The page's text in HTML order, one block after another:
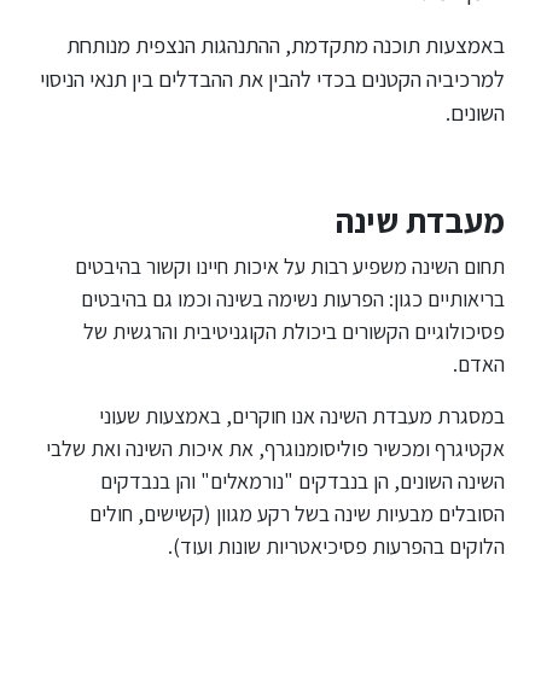
באמצעות תוכנה מתקדמת, ההתנהגות הנצפית מנותחת
למרכיביה הקטנים בכדי להבין את ההבדלים בין תנאי הניסוי
השונים.
מעבדת שינה
תחום השינה משפיע רבות על איכות חיינו וקשור בהיבטים
בריאותיים כגון: הפרעות נשימה בשינה וכמו גם בהיבטים
פסיכולוגיים הקשורים ביכולת הקוגניטיבית והרגשית של
האדם.
במסגרת מעבדת השינה אנו חוקרים, באמצעות שעוני
אקטיגרף ומכשיר פוליסומנוגרף, את איכות השינה ואת שלבי
השינה השונים, הן בנבדקים "נורמאלים" והן בנבדקים
הסובלים מבעיות שינה בשל רקע מגוון (קשישים, חולים
הלוקים בהפרעות פסיכיאטריות שונות ועוד).